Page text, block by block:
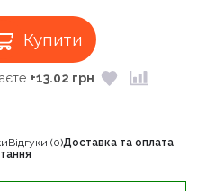
Купити
+13.02 грн
Відгуки (0)Доставка та оплата